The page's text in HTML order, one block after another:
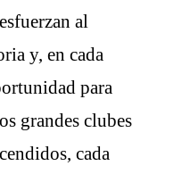
al
y, en cada
para
grandes clubes
cada